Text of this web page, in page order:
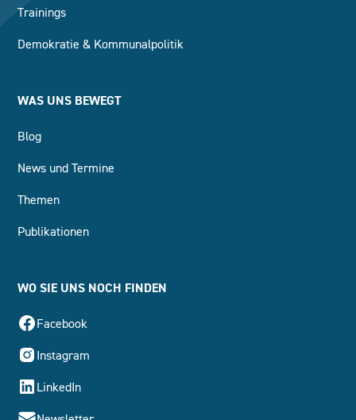
Trainings
Demokratie & Kommunalpolitik
WAS UNS BEWEGT
Blog
News und Termine
Themen
Publikationen
WO SIE UNS NOCH FINDEN
Facebook
Instagram
LinkedIn